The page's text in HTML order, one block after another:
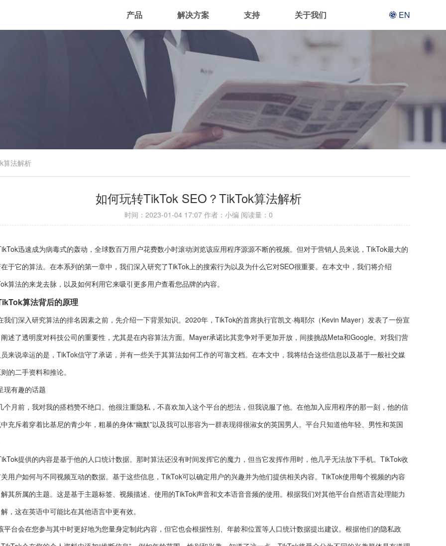
EN
关于我们
支持
解决方案
产品
算法解析
如何玩转TikTok SEO？TikTok算法解析
时间： 2023-01-04 17:07 作者：小编 阅读量： 0
迅速成为病毒式的轰动，全球数百万用户花费数小时滚动浏览该应用程序源源不断的视频。但对于营销人员来说，TikTok最大的
于它的算法。在本系列的第一章中，我们深入研究了TikTok上的搜索行为以及为什么它对SEO很重要。在本文中，我们将介绍
算法的来龙去脉，以及如何利用它来吸引更多用户查看您品牌的内容。
算法背后的原理
我们深入研究算法的排名因素之前，先介绍一下背景知识。2020年，TikTok的首席执行官凯文·梅耶尔（Kevin Mayer）发表了一份宣
述了透明度对科技公司的重要性，尤其是在内容算法方面。Mayer承诺比其竞争对手更加开放，间接挑战Meta和Google。对我们营
来说幸运的是，TikTok信守了承诺，并有一些关于其算法如何工作的可靠文档。在本文中，我将结合这些信息以及基于一般社交媒
的二手资料和推论。
现有趣的话题
个月前，我对我的搭档赞不绝口。他很注重隐私，不喜欢加入这个平台的想法，但我说服了他。在他加入应用程序的那一刻，他的信
充斥着穿着比基尼的青少年，粗暴的身体“幽默”以及我可以形容为一群表现得很淑女的英国男人。平台只知道他年轻、男性和英国
提供的内容是基于他的人口统计数据。那时算法还没有时间发挥它的魔力，但当它发挥作用时，他几乎无法放下手机。TikTok收
用户如何与不同视频互动的数据。基于这些信息，TikTok可以确定用户的兴趣并为他们提供相关内容。TikTok使用每个视频的内容
其所属的主题。这是基于主题标签、视频描述、使用的TikTok声音和文本语音音频的使用。根据我们对其他平台自然语言处理能力
，这在英语中可能比在其他语言中更有效。
平台会在您参与其中时更好地为您量身定制此内容，但它也会根据性别、年龄和位置等人口统计数据提出建议。根据他们的隐私政